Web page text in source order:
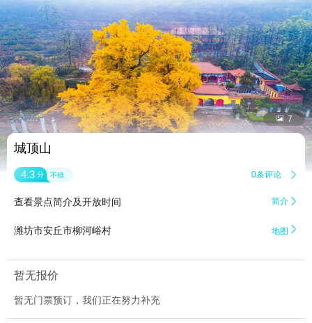
 7
城顶山
4.3 分 不错 0条评论 
查看景点简介及开放时间 简介 
潍坊市安丘市柳河峪村 地图 
暂无报价
暂无门票预订，我们正在努力补充
